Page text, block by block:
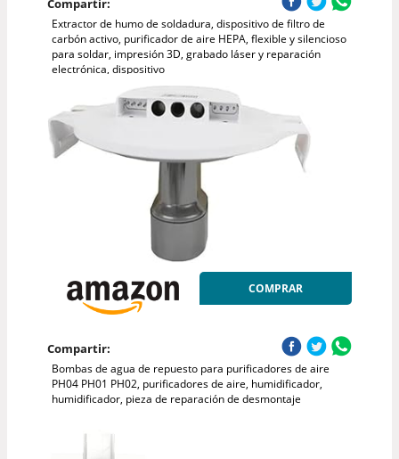
Compartir:
Extractor de humo de soldadura, dispositivo de filtro de
carbón activo, purificador de aire HEPA, flexible y silencioso
para soldar, impresión 3D, grabado láser y reparación
electrónica, dispositivo
COMPRAR
Compartir:
Bombas de agua de repuesto para purificadores de aire
PH04 PH01 PH02, purificadores de aire, humidificador,
humidificador, pieza de reparación de desmontaje